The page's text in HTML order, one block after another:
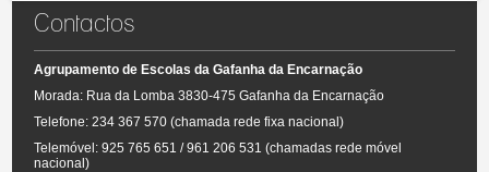
- Regulamento Interno
Contactos
Agrupamento de Escolas da Gafanha da Encarnação
Morada: Rua da Lomba 3830-475 Gafanha da Encarnação
Telefone: 234 367 570 (chamada rede fixa nacional)
Telemóvel: 925 765 651 / 961 206 531 (chamadas rede móvel
nacional)